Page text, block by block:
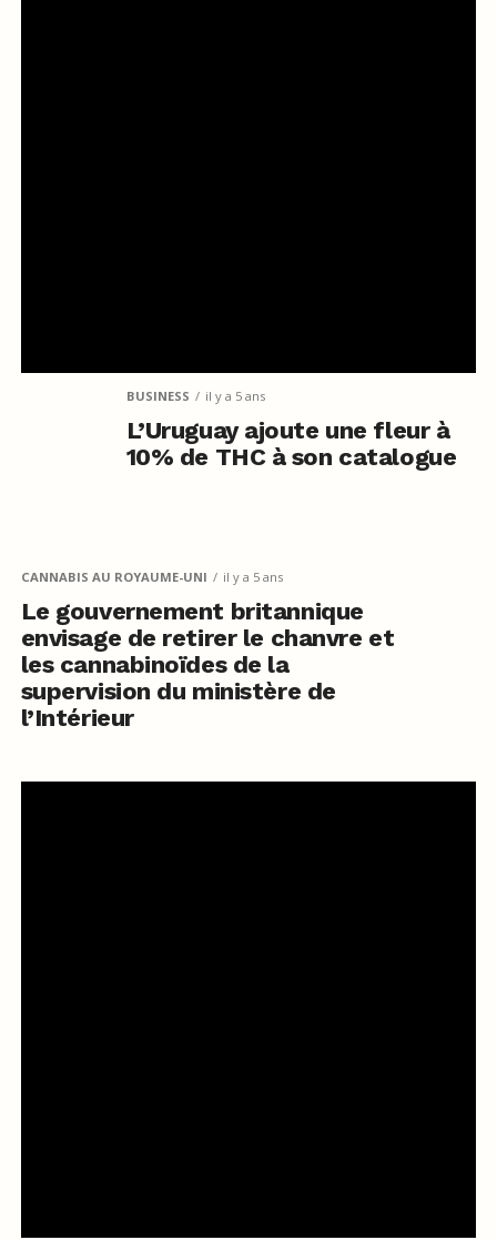
BUSINESS il y a 5 ans
L’Uruguay ajoute une fleur à
10% de THC à son catalogue
CANNABIS AU ROYAUME-UNI il y a 5 ans
Le gouvernement britannique
envisage de retirer le chanvre et
les cannabinoïdes de la
supervision du ministère de
l’Intérieur